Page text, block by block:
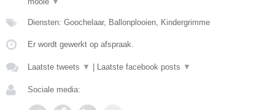
Diensten: Goochelaar, Ballonplooien, Kindergrimme
Er wordt gewerkt op afspraak.
Laatste tweets ▼ | Laatste facebook posts ▼
Sociale media: